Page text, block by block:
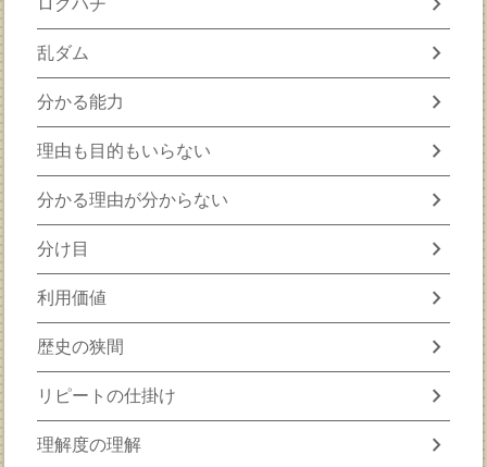
乱ダム chevron_right
分かる能力 chevron_right
理由も目的もいらない chevron_right
分かる理由が分からない chevron_right
分け目 chevron_right
利用価値 chevron_right
歴史の狭間 chevron_right
リピートの仕掛け chevron_right
理解度の理解 chevron_right